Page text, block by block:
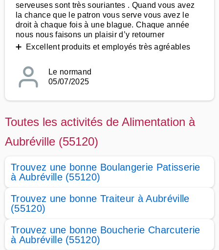
serveuses sont très souriantes . Quand vous avez
la chance que le patron vous serve vous avez le
droit à chaque fois à une blague. Chaque année
nous nous faisons un plaisir d’y retourner
➕ Excellent produits et employés très agréables
Le normand
05/07/2025
Toutes les activités de Alimentation à
Aubréville (55120)
Trouvez une bonne Boulangerie Patisserie
à Aubréville (55120)
Trouvez une bonne Traiteur à Aubréville
(55120)
Trouvez une bonne Boucherie Charcuterie
à Aubréville (55120)